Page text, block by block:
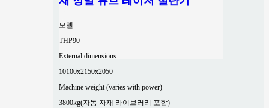
모델
THP90
External dimensions
10100x2150x2050
Machine weight (varies with power)
3800kg(자동 자재 라이브러리 포함)